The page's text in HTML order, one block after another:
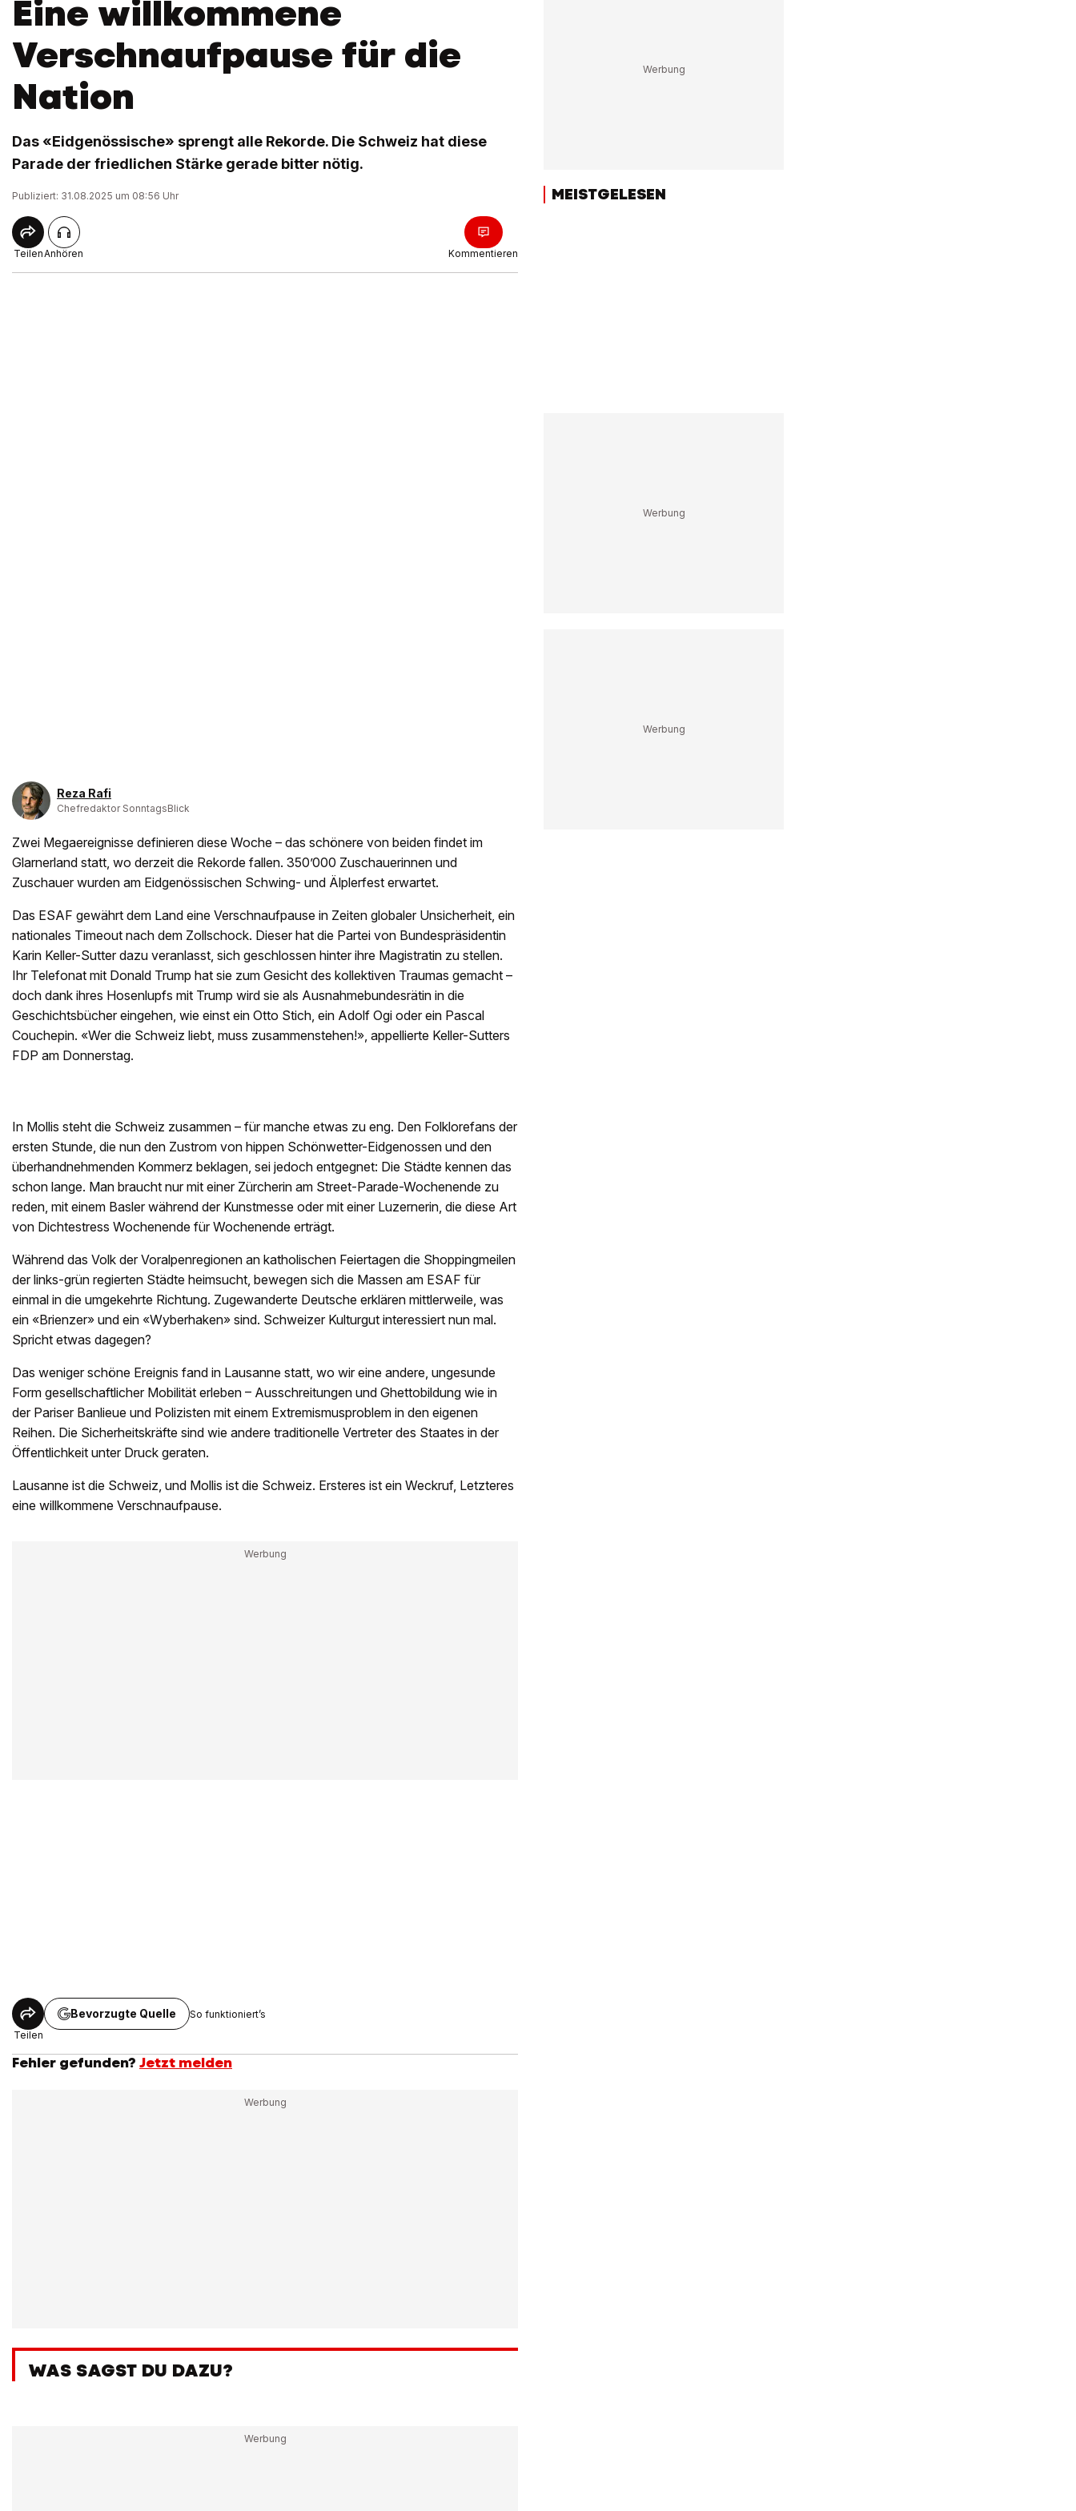
Eine willkommene
Verschnaufpause für die
Nation
Das «Eidgenössische» sprengt alle Rekorde. Die Schweiz hat diese
Parade der friedlichen Stärke gerade bitter nötig.
Publiziert: 31.08.2025 um 08:56 Uhr
TeilenAnhören Kommentieren
Reza Rafi
Chefredaktor SonntagsBlick
Zwei Megaereignisse definieren diese Woche – das schönere von beiden findet im
Glarnerland statt, wo derzeit die Rekorde fallen. 350’000 Zuschauerinnen und
Zuschauer wurden am Eidgenössischen Schwing- und Älplerfest erwartet.
Das ESAF gewährt dem Land eine Verschnaufpause in Zeiten globaler Unsicherheit, ein
nationales Timeout nach dem Zollschock. Dieser hat die Partei von Bundespräsidentin
Karin Keller-Sutter dazu veranlasst, sich geschlossen hinter ihre Magistratin zu stellen.
Ihr Telefonat mit Donald Trump hat sie zum Gesicht des kollektiven Traumas gemacht –
doch dank ihres Hosenlupfs mit Trump wird sie als Ausnahmebundesrätin in die
Geschichtsbücher eingehen, wie einst ein Otto Stich, ein Adolf Ogi oder ein Pascal
Couchepin. «Wer die Schweiz liebt, muss zusammenstehen!», appellierte Keller-Sutters
FDP am Donnerstag.
In Mollis steht die Schweiz zusammen – für manche etwas zu eng. Den Folklorefans der
ersten Stunde, die nun den Zustrom von hippen Schönwetter-Eidgenossen und den
überhandnehmenden Kommerz beklagen, sei jedoch entgegnet: Die Städte kennen das
schon lange. Man braucht nur mit einer Zürcherin am Street-Parade-Wochenende zu
reden, mit einem Basler während der Kunstmesse oder mit einer Luzernerin, die diese Art
von Dichtestress Wochenende für Wochenende erträgt.
Während das Volk der Voralpenregionen an katholischen Feiertagen die Shoppingmeilen
der links-grün regierten Städte heimsucht, bewegen sich die Massen am ESAF für
einmal in die umgekehrte Richtung. Zugewanderte Deutsche erklären mittlerweile, was
ein «Brienzer» und ein «Wyberhaken» sind. Schweizer Kulturgut interessiert nun mal.
Spricht etwas dagegen?
Das weniger schöne Ereignis fand in Lausanne statt, wo wir eine andere, ungesunde
Form gesellschaftlicher Mobilität erleben – Ausschreitungen und Ghettobildung wie in
der Pariser Banlieue und Polizisten mit einem Extremismusproblem in den eigenen
Reihen. Die Sicherheitskräfte sind wie andere traditionelle Vertreter des Staates in der
Öffentlichkeit unter Druck geraten.
Lausanne ist die Schweiz, und Mollis ist die Schweiz. Ersteres ist ein Weckruf, Letzteres
eine willkommene Verschnaufpause.
Teilen
Bevorzugte Quelle So funktioniert’s
Fehler gefunden? Jetzt melden
WAS SAGST DU DAZU?
MEISTGELESEN